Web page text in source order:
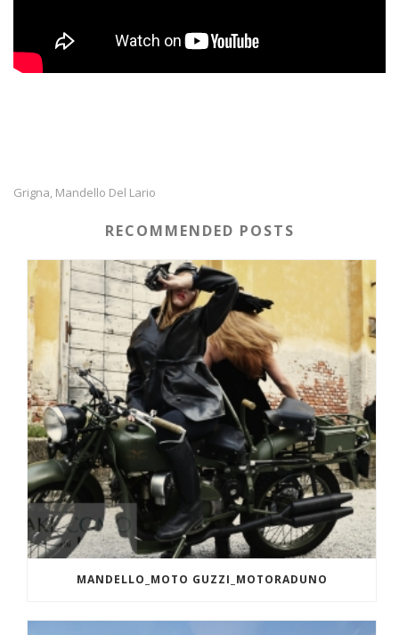
Grigna, Mandello Del Lario
RECOMMENDED POSTS
MANDELLO_MOTO GUZZI_MOTORADUNO